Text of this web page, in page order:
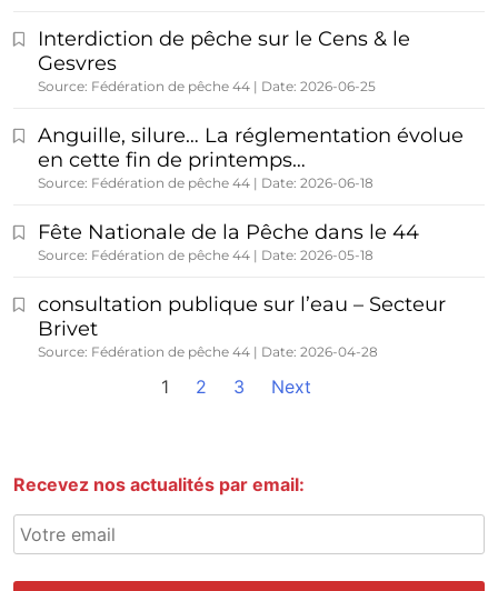
Interdiction de pêche sur le Cens & le
Gesvres
Source: Fédération de pêche 44 Date: 2026-06-25
Anguille, silure… La réglementation évolue
en cette fin de printemps…
Source: Fédération de pêche 44 Date: 2026-06-18
Fête Nationale de la Pêche dans le 44
Source: Fédération de pêche 44 Date: 2026-05-18
consultation publique sur l’eau – Secteur
Brivet
Source: Fédération de pêche 44 Date: 2026-04-28
1 2 3 Next
Recevez nos actualités par email: